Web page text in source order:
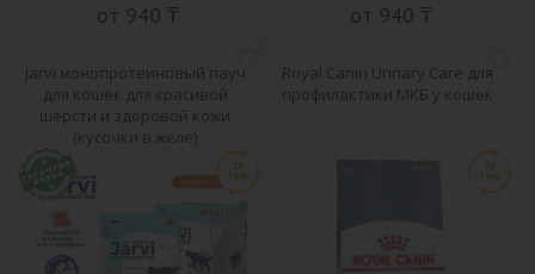
от 940 ₸ от 940 ₸
Jarvi монопротеиновый пауч
для кошек для красивой
шерсти и здоровой кожи
(кусочки в желе)
Royal Canin Urinary Care для
профилактики МКБ у кошек